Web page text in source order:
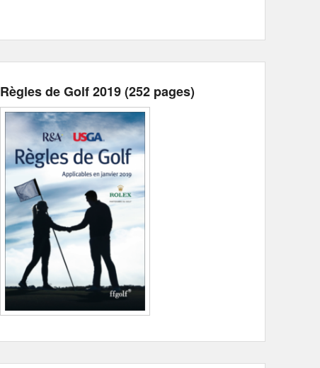
Règles de Golf 2019 (252 pages)